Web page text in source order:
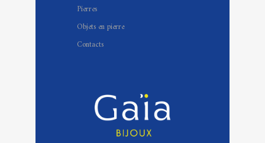
Pierres
Objets en pierre
Contacts